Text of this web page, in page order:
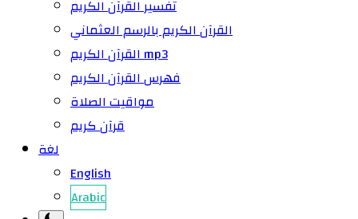
تفسير القرآن الكريم
القرآن الكريم بالرسم العثماني
القرآن الكريم mp3
فهرس القرآن الكريم
مواقيت الصلاة
قرآن كريم
لغة
English
Arabic